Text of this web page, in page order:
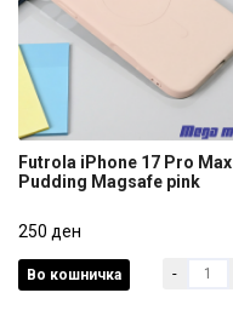
Pudding Magsafe pink
250 ден
Futrola iPhone 17 Pro Max
Pudding Magsafe pink
250 ден
Во кошничка -